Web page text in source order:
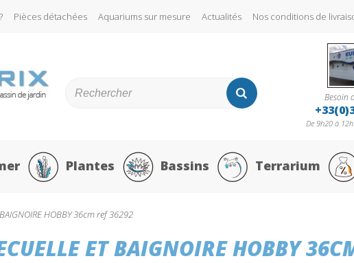
Pièces détachées Aquariums sur mesure Actualités Nos conditions de
Besoin
De 9h20 à
Plantes Bassins Terrarium
HOBBY 36cm ref 36292
ET BAIGNOIRE HOBBY